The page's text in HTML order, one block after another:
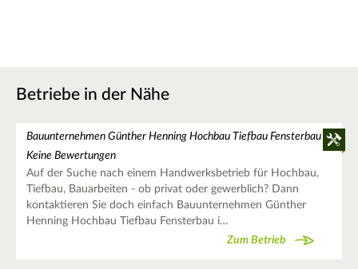
Betriebe in der Nähe
Bauunternehmen Günther Henning Hochbau Tiefbau Fensterbau
Keine Bewertungen
Auf der Suche nach einem Handwerksbetrieb für Hochbau,
Tiefbau, Bauarbeiten - ob privat oder gewerblich? Dann
kontaktieren Sie doch einfach Bauunternehmen Günther
Henning Hochbau Tiefbau Fensterbau i…
Zum Betrieb